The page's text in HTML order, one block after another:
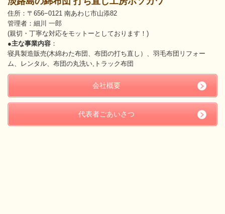
住所：〒656−0121 南あわじ市山添82
管理者：細川 一郎
(親切・丁寧な対応をモットーとしております！)
●主な事業内容 ：
寝具製造販売(木綿わた布団、布団の打ち直し）、羽毛布団リフォー
ム、レンタル、布団の丸洗い,トラック布団
会社概要
代表者ごあいさつ